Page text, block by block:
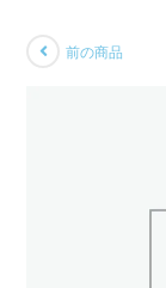
前の商品